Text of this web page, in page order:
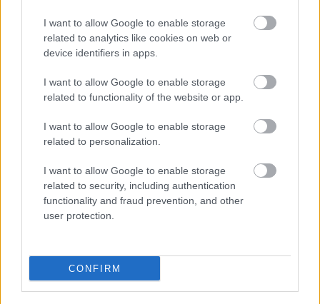
I want to allow Google to enable storage
related to analytics like cookies on web or
device identifiers in apps.
I want to allow Google to enable storage
related to functionality of the website or app.
I want to allow Google to enable storage
related to personalization.
I want to allow Google to enable storage
related to security, including authentication
functionality and fraud prevention, and other
user protection.
CONFIRM
Az energiaellátás tehermentesítése érdekében másfél órával
előrébb hozták a Brest Bretagne Handball elleni találkozó